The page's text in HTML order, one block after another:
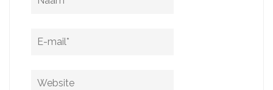
E-
Website